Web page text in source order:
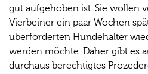
gut aufgehoben ist. Sie wollen
Vierbeiner ein paar Wochen
überforderten Hundehalter
werden möchte. Daher gibt es
durchaus berechtigtes